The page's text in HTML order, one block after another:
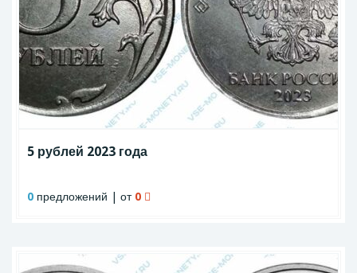
5 рублей 2023 года
0 предложений | от 0